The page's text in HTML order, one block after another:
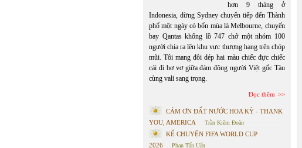
hơn 9 tháng ở
Indonesia, dừng Sydney chuyển tiếp đến Thành
phố một ngày có bốn mùa là Melbourne, chuyến
bay Qantas khổng lồ 747 chở một nhóm 100
người chia ra lên khu vực thượng hạng trên chóp
mũi. Tôi mang đôi dép hai màu chiếc đực chiếc
cái đi bơ vơ giữa đám đông người Việt gốc Tàu
cùng vali sang trọng.
Đọc thêm
CÁM ƠN ĐẤT NƯỚC HOA KỲ - THANK
YOU, AMERICA
Trần Kiêm Đoàn
KỂ CHUYỆN FIFA WORLD CUP
2026
Phan Tấn Uẩn